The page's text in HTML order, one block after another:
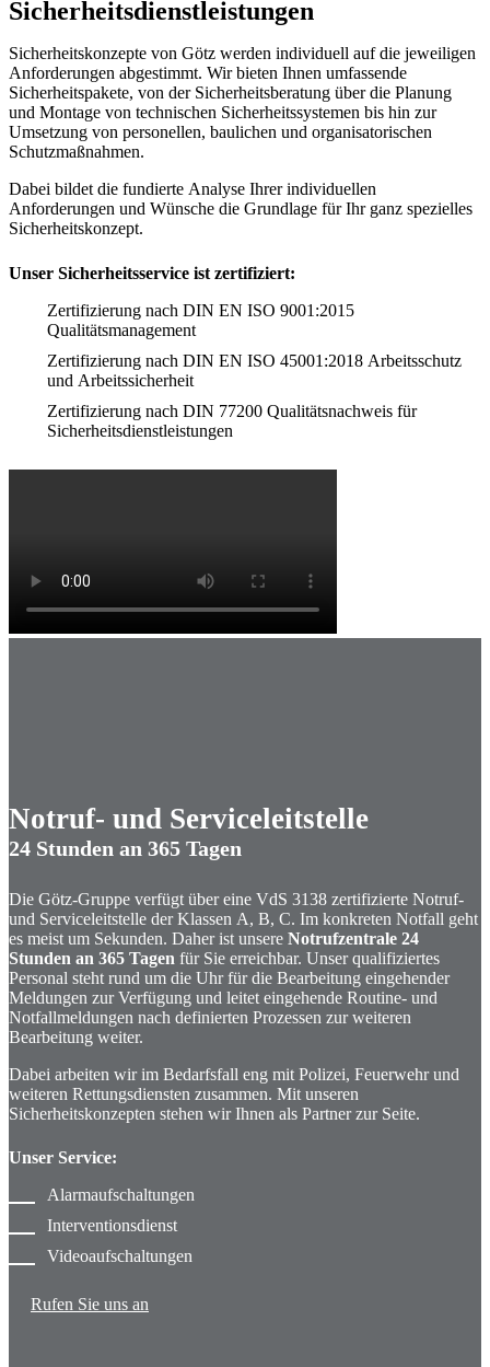
Sicherheits­dienst­leistungen
Sicherheitskonzepte von Götz werden individuell auf die jeweiligen
Anforderungen abgestimmt. Wir bieten Ihnen umfassende
Sicherheitspakete, von der Sicherheitsberatung über die Planung
und Montage von technischen Sicherheitssystemen bis hin zur
Umsetzung von personellen, baulichen und organisatorischen
Schutzmaßnahmen.
Dabei bildet die fundierte Analyse Ihrer individuellen
Anforderungen und Wünsche die Grundlage für Ihr ganz spezielles
Sicherheitskonzept.
Unser Sicherheitsservice ist zertifiziert:
Zertifizierung nach DIN EN ISO 9001:2015
Qualitätsmanagement
Zertifizierung nach DIN EN ISO 45001:2018 Arbeitsschutz
und Arbeitssicherheit
Zertifizierung nach DIN 77200 Qualitätsnachweis für
Sicherheitsdienstleistungen
Notruf- und Serviceleitstelle
24 Stunden an 365 Tagen
Die Götz-Gruppe verfügt über eine VdS 3138 zertifizierte Notruf-
und Serviceleitstelle der Klassen A, B, C. Im konkreten Notfall geht
es meist um Sekunden. Daher ist unsere Notrufzentrale 24
Stunden an 365 Tagen für Sie erreichbar. Unser qualifiziertes
Personal steht rund um die Uhr für die Bearbeitung eingehender
Meldungen zur Verfügung und leitet eingehende Routine- und
Notfallmeldungen nach definierten Prozessen zur weiteren
Bearbeitung weiter.
Dabei arbeiten wir im Bedarfsfall eng mit Polizei, Feuerwehr und
weiteren Rettungsdiensten zusammen. Mit unseren
Sicherheitskonzepten stehen wir Ihnen als Partner zur Seite.
Unser Service:
Alarmaufschaltungen
Interventionsdienst
Videoaufschaltungen
Rufen Sie uns an